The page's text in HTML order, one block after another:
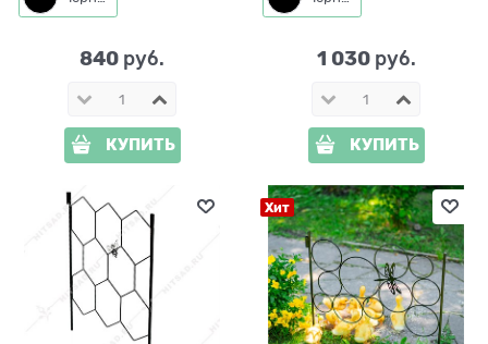
840 руб.
КУПИТЬ
1 030 руб.
КУПИТЬ
Хит